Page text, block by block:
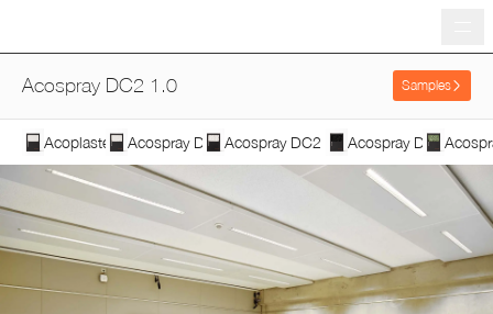
Acospray DC2 1.0 Samples
Acoplaster F Acospray DC1 Acospray DC2 2.0 Acospray DC3